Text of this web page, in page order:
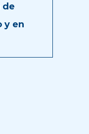
de
y en